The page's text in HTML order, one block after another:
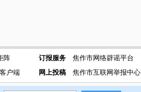
阵
户端
订报服务
焦作市网络辟谣平台
网上投稿
焦作市互联网举报中心